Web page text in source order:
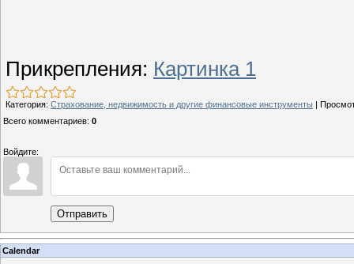
Прикрепления: Картинка 1
Категория: Страхование, недвижимость и другие финансовые инструменты
Всего комментариев: 0
Войдите:
Отправить
Calendar